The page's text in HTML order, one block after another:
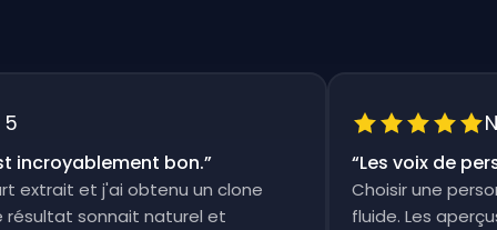
bon.”
et j'ai obtenu un clone
sonnait naturel et
Les voix de
Choisir une
fluide. Les aperçus